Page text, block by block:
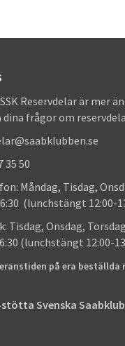
Reservdelar är mer
dina frågor om
35 50
Måndag, Tisdag,
(lunchstängt 12:00-
Tisdag,
(lunchstängt 12:00-
på era beställda
Svenska